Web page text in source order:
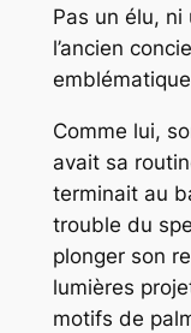
Pas un élu,
l’ancien
Comme lui,
avait sa
terminait au
trouble du
plonger son
lumières
motifs de